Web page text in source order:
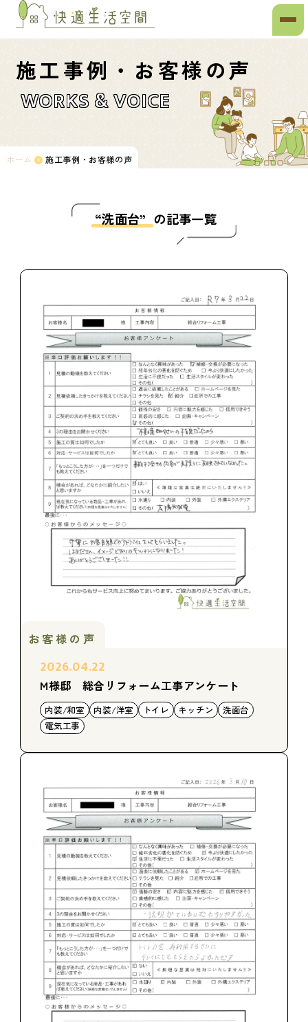
施工事例・お客様の声
WORKS & VOICE
ホーム 施工事例・お客様の声
“洗面台” の記事一覧
お客様の声
2026.04.22
M様邸 総合リフォーム工事アンケート
内装/和室 内装/洋室 トイレ キッチン
洗面台
電気工事